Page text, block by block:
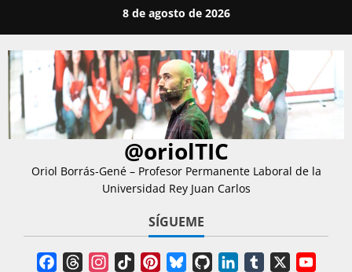
contenido
8 de agosto de 2026
@oriolTIC
Oriol Borrás-Gené – Profesor Permanente Laboral de la
Universidad Rey Juan Carlos
SÍGUEME
FacebookThreadsInstagram
TikTokPinterestBlueskyGitHubLinkedInTumblr